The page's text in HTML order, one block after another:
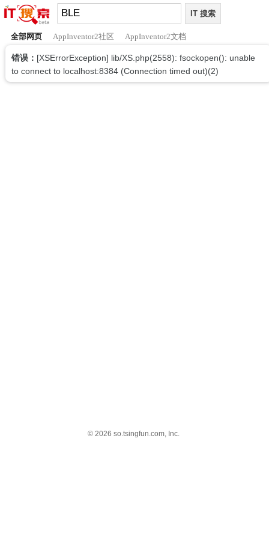
全部网页 AppInventor2社区 AppInventor2文档
错误： [XSErrorException] lib/XS.php(2558): fsockopen(): unable
to connect to localhost:8384 (Connection timed out)(2)
© 2026 so.tsingfun.com, Inc.